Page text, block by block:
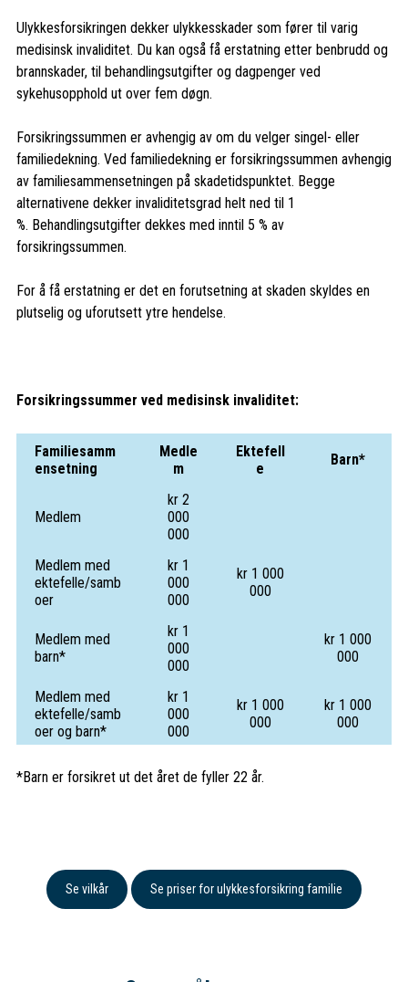
Ulykkesforsikringen dekker ulykkesskader som fører til varig
medisinsk invaliditet. Du kan også få erstatning etter benbrudd og
brannskader, til behandlingsutgifter og dagpenger ved
sykehusopphold ut over fem døgn.
Forsikringssummen er avhengig av om du velger singel- eller
familiedekning. Ved familiedekning er forsikringssummen avhengig
av familiesammensetningen på skadetidspunktet. Begge
alternativene dekker invaliditetsgrad helt ned til 1
%. Behandlingsutgifter dekkes med inntil 5 % av
forsikringssummen.
For å få erstatning er det en forutsetning at skaden skyldes en
plutselig og uforutsett ytre hendelse.
Forsikringssummer ved medisinsk invaliditet:
Familiesamm
ensetning
Medle
m
Ektefell
e
Barn*
Medlem
kr 2
000
000
Medlem med
ektefelle/samb
oer
kr 1
000
000
kr 1 000
000
Medlem med
barn*
kr 1
000
000
kr 1 000
000
Medlem med
ektefelle/samb
oer og barn*
kr 1
000
000
kr 1 000
000
kr 1 000
000
*Barn er forsikret ut det året de fyller 22 år.
Se vilkår Se priser for ulykkesforsikring familie